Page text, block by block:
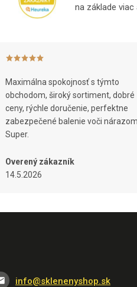
na základe viac
Maximálna spokojnosť s týmto
obchodom, široký sortiment, dobré
ceny, rýchle doručenie, perfektne
zabezpečené balenie voči
Super.
Overený zákazník
14.5.2026
info@sklenenyshop.sk